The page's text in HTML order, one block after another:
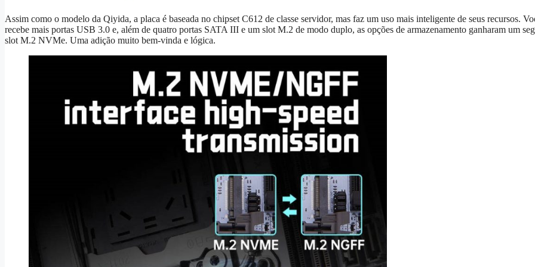
Assim como o modelo da Qiyida, a placa é baseada no chipset C612 de classe servidor, mas faz um uso mais inteligente de seus recursos.
recebe mais portas USB 3.0 e, além de quatro portas SATA III e um slot M.2 de modo duplo, as opções de armazenamento ganharam um
slot M.2 NVMe. Uma adição muito bem-vinda e lógica.